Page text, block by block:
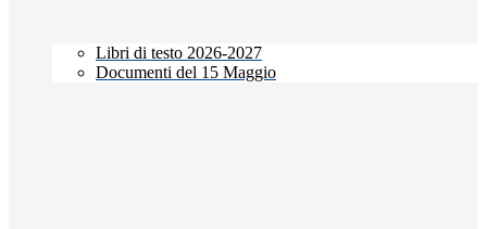
Libri di testo 2026-2027
Documenti del 15 Maggio